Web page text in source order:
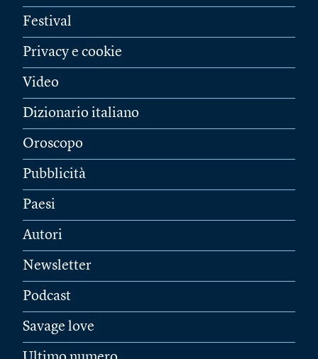
Festival
Privacy e cookie
Video
Dizionario italiano
Oroscopo
Pubblicità
Paesi
Autori
Newsletter
Podcast
Savage love